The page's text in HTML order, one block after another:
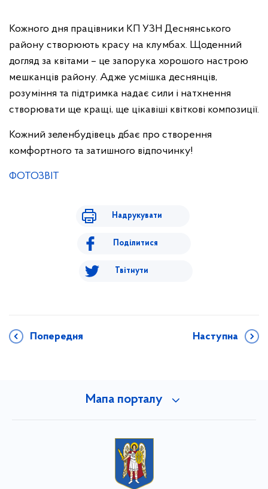
Кожного дня працівники КП УЗН Деснянського
району створюють красу на клумбах. Щоденний
догляд за квітами – це запорука хорошого настрою
мешканців району. Адже усмішка деснянців,
розуміння та підтримка надає сили і натхнення
створювати ще кращі, ще цікавіші квіткові композиції.
Кожний зеленбудівець дбає про створення
комфортного та затишного відпочинку!
ФОТОЗВІТ
Надрукувати
Поділитися
Твітнути
Попередня Наступна
Мапа порталу